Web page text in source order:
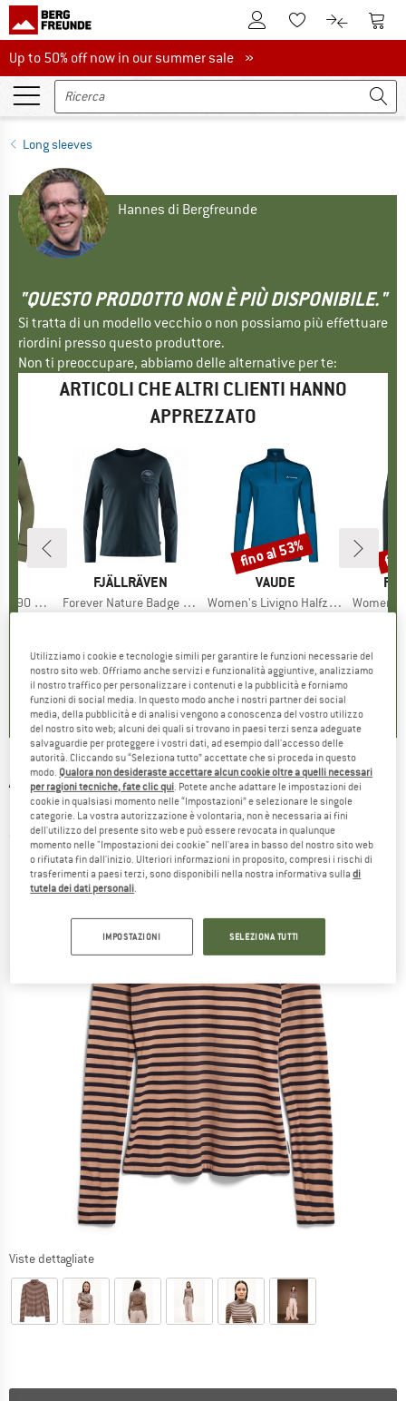
Al conto clienteAlla lista
Al Al
Up to 50% off now in our summer sale
Up to 50% off now in our summer sale »
Long sleeves
Hannes di Bergfreunde
"QUESTO PRODOTTO NON È PIÙ DISPONIBILE."
Si tratta di un modello vecchio o non possiamo più effettuare
riordini presso questo produttore.
Non ti preoccupare, abbiamo delle alternative per te:
ARTICOLI CHE ALTRI CLIENTI HANNO
APPREZZATO
Shirt
)
MARCHIO
FJÄLLRÄVEN
Articolo
Forever Nature Badge L/S T-Shirt
5,0(10)
MARCHIO
VAUDE
Articolo
Women's Livigno Halfzip II
+5
5,0(8)
Sconto
fino al 53%
Articolo
Women's
Gruppo
Maglia a
ARMEDANGELS -Women's Graziliaa Stripes -
Maglia a manica lunga
(0)
Viste dettagliate
Utilizziamo i cookie e tecnologie simili per garantire le funzioni necessarie del
nostro sito web. Offriamo anche servizi e funzionalità aggiuntive, analizziamo
il nostro traffico per personalizzare i contenuti e la pubblicità e forniamo
funzioni di social media. In questo modo anche i nostri partner dei social
media, della pubblicità e di analisi vengono a conoscenza del vostro utilizzo
del nostro sito web; alcuni dei quali si trovano in paesi terzi senza adeguate
salvaguardie per proteggere i vostri dati, ad esempio dall'accesso delle
autorità. Cliccando su “Seleziona tutto” accettate che si proceda in questo
modo. Qualora non desideraste accettare alcun cookie oltre a quelli necessari
per ragioni tecniche, fate clic qui . Potete anche adattare le impostazioni dei
cookie in qualsiasi momento nelle “Impostazioni” e selezionare le singole
categorie. La vostra autorizzazione è volontaria, non è necessaria ai fini
dell'utilizzo del presente sito web e può essere revocata in qualunque
momento nelle "Impostazioni dei cookie" nell'area in basso del nostro sito web
o rifiutata fin dall'inizio. Ulteriori informazioni in proposito, compresi i rischi di
trasferimenti a paesi terzi, sono disponibili nella nostra informativa sulladi
tutela dei dati personali
IMPOSTAZIONI SELEZIONA TUTTI